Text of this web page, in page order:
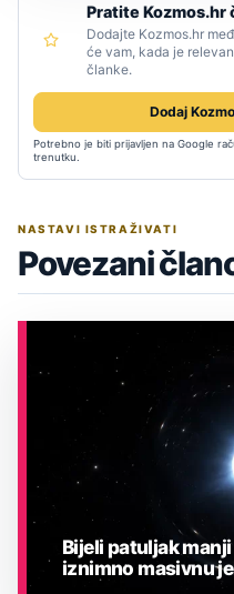
Pratite Kozmos.hr
Dodajte Kozmos.hr
će vam, kada je
članke.
Dodaj
Potrebno je biti prijavljen na Google
trenutku.
NASTAVI ISTRAŽIVATI
Povezani
Bijeli patuljak
iznimno masivnu